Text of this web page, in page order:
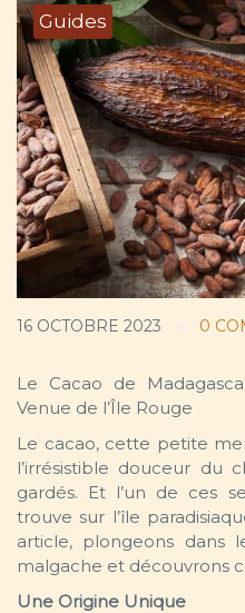
Guides
16 OCTOBRE 2023 0
Le Cacao de
Venue de l’Île Rouge
Le cacao, cette petite
l’irrésistible douceur du
gardés. Et l’un de ces
trouve sur l’île
article, plongeons dans
malgache et découvrons
Une Origine Unique